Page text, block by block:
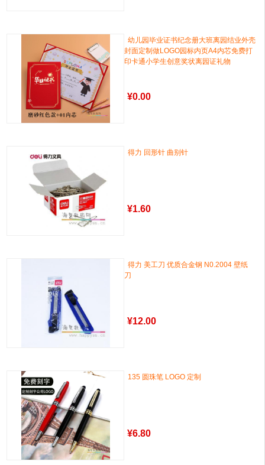
幼儿园毕业证书纪念册大班离园结业外壳
封面定制做LOGO园标内页A4内芯免费打
印卡通小学生创意奖状离园证礼物
¥0.00
得力 回形针 曲别针
¥1.60
得力 美工刀 优质合金钢 N0.2004 壁纸
刀
¥12.00
135 圆珠笔 LOGO 定制
¥6.80